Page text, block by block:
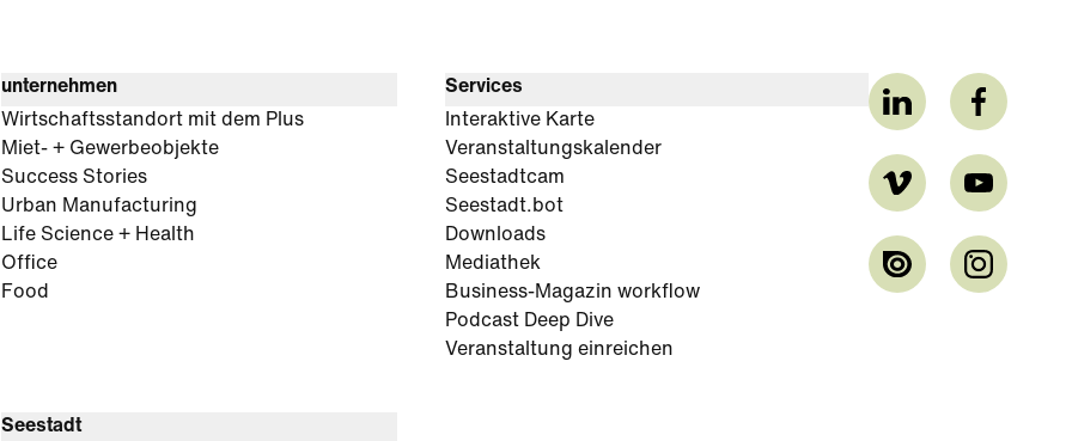
unternehmen
Wirtschaftsstandort mit dem Plus
Miet- + Gewerbeobjekte
Success Stories
Urban Manufacturing
Life Science + Health
Office
Food
Seestadt
Services
Interaktive Karte
Veranstaltungskalender
Seestadtcam
Seestadt.bot
Downloads
Mediathek
Business-Magazin workflow
Podcast Deep Dive
Veranstaltung einreichen